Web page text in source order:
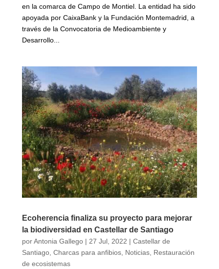
en la comarca de Campo de Montiel. La entidad ha sido
apoyada por CaixaBank y la Fundación Montemadrid, a
través de la Convocatoria de Medioambiente y
Desarrollo...
Ecoherencia finaliza su proyecto para mejorar
la biodiversidad en Castellar de Santiago
porAntonia Gallego| 27 Jul, 2022 | Castellar de
Santiago, Charcas para anfibios, Noticias, Restauración
de ecosistemas